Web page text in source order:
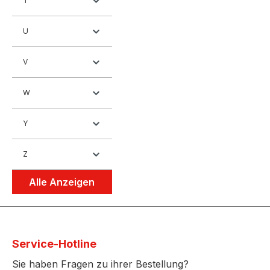
U
V
W
Y
Z
Alle Anzeigen
Service-Hotline
Sie haben Fragen zu ihrer Bestellung?